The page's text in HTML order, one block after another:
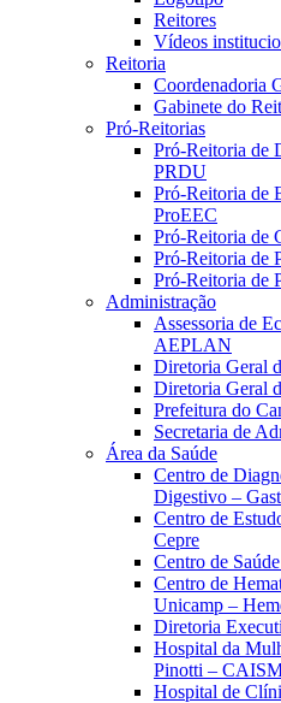
Reitores
Vídeos
Reitoria
Coordenadoria
Gabinete do
Pró-Reitorias
Pró-Reitoria de
PRDU
Pró-Reitoria de
ProEEC
Pró-Reitoria de
Pró-Reitoria de
Pró-Reitoria de
Administração
Assessoria de
AEPLAN
Diretoria Geral
Diretoria Geral
Prefeitura do
Secretaria de
Área da Saúde
Centro de
Digestivo –
Centro de
Cepre
Centro de
Centro de
Unicamp –
Diretoria
Hospital da
Pinotti –
Hospital de